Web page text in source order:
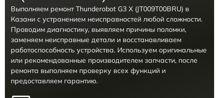
Выполняем ремонт Thunderobot G3 X (JT009T00BRU) в
Казани с устранением неисправностей любой сложности.
Проводим диагностику, выявляем причины поломки,
заменяем неисправные детали и восстанавливаем
работоспособность устройства. Используем оригинальные
или рекомендованные производителем запчасти, после
ремонта выполняем проверку всех функций и
предоставляем гарантию.